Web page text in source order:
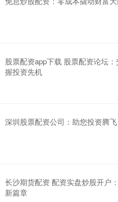
股票配资app下载 股票配资论坛
握投资先机
深圳股票配资公司：助您投资腾
长沙期货配资 配资实盘炒股开户
新篇章